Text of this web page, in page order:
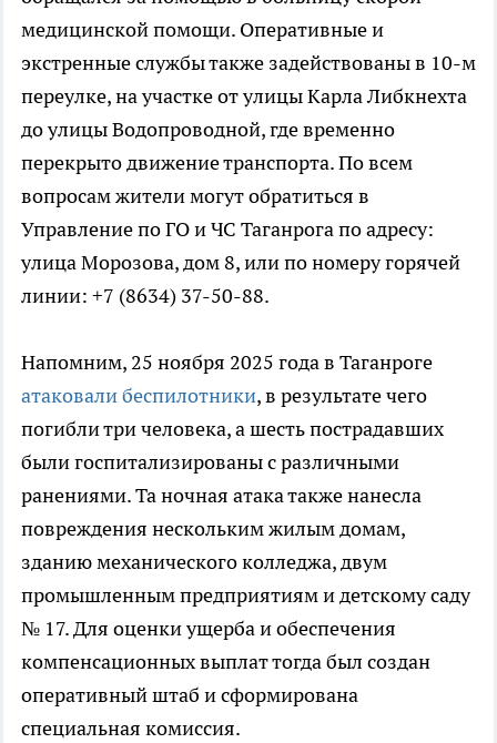
медицинской помощи. Оперативные и
экстренные службы также задействованы в 10-м
переулке, на участке от улицы Карла Либкнехта
до улицы Водопроводной, где временно
перекрыто движение транспорта. По всем
вопросам жители могут обратиться в
Управление по ГО и ЧС Таганрога по адресу:
улица Морозова, дом 8, или по номеру горячей
линии: +7 (8634) 37-50-88.
Напомним, 25 ноября 2025 года в Таганроге
атаковали беспилотники, в результате чего
погибли три человека, а шесть пострадавших
были госпитализированы с различными
ранениями. Та ночная атака также нанесла
повреждения нескольким жилым домам,
зданию механического колледжа, двум
промышленным предприятиям и детскому саду
№ 17. Для оценки ущерба и обеспечения
компенсационных выплат тогда был создан
оперативный штаб и сформирована
специальная комиссия.